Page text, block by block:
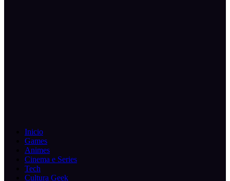
Inicio
Games
Animes
Cinema e Series
Tech
Cultura Geek